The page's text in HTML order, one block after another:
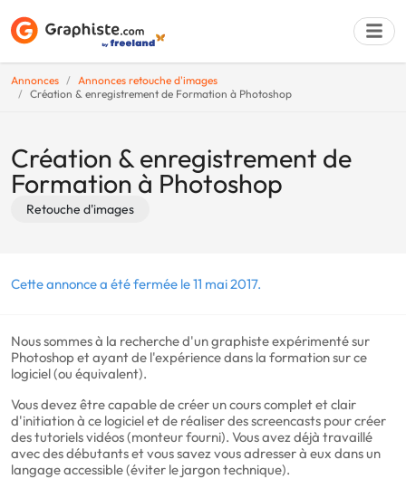
Annonces
Annonces retouche d'images
Création & enregistrement de Formation à Photoshop
Création & enregistrement de
Formation à Photoshop
Retouche d'images
Cette annonce a été fermée le 11 mai 2017.
Nous sommes à la recherche d'un graphiste expérimenté sur
Photoshop et ayant de l'expérience dans la formation sur ce
logiciel (ou équivalent).
Vous devez être capable de créer un cours complet et clair
d'initiation à ce logiciel et de réaliser des screencasts pour créer
des tutoriels vidéos (monteur fourni). Vous avez déjà travaillé
avec des débutants et vous savez vous adresser à eux dans un
langage accessible (éviter le jargon technique).